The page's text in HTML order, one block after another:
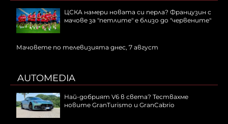
ЦСКА намери новата си перла? Французин с
мачове за "петлите" е близо до "червените"
Мачовете по телевизията днес, 7 август
AUTOMEDIA
Най-добрият V6 в света? Тествахме
новите GranTurismo и GranCabrio